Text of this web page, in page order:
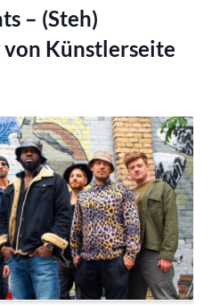
– (Steh)
Künstlerseite